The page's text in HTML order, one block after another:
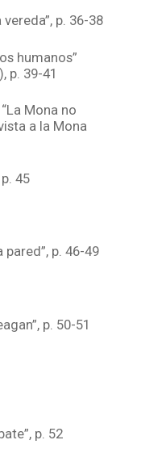
p. 36-38
humanos”
p. 39-41
Mona no
a la Mona
45
p. 46-49
p. 50-51
p. 52